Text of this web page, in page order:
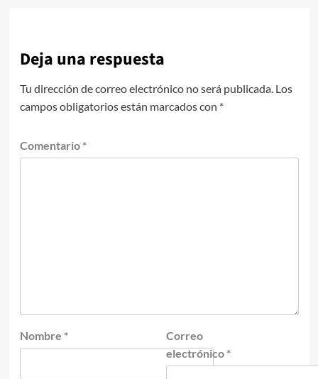
Deja una respuesta
Tu dirección de correo electrónico no será publicada. Los
campos obligatorios están marcados con *
Comentario *
Nombre *
Correo
electrónico *